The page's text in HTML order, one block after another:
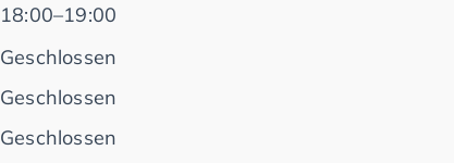
18:00–19:00
Geschlossen
Geschlossen
Geschlossen